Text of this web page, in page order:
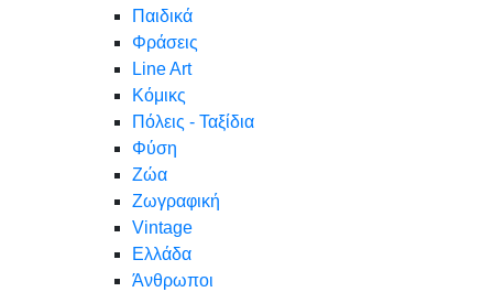
Παιδικά
Φράσεις
Line Art
Κόμικς
Πόλεις - Ταξίδια
Φύση
Ζώα
Ζωγραφική
Vintage
Ελλάδα
Άνθρωποι